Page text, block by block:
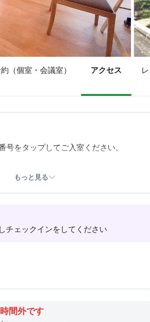
（個室・会議室） アクセス
をタップしてご入室ください。
もっと見る
チェックインをしてください
間外です